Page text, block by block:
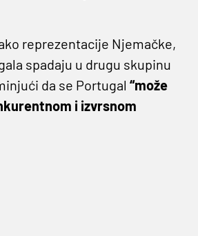
reprezentacije Njemačke,
spadaju u drugu skupinu
da se Portugal “može
i izvrsnom